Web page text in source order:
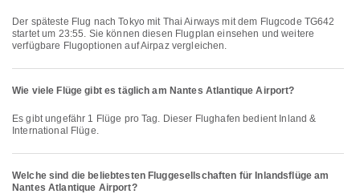
Der späteste Flug nach Tokyo mit Thai Airways mit dem Flugcode TG642
startet um 23:55. Sie können diesen Flugplan einsehen und weitere
verfügbare Flugoptionen auf Airpaz vergleichen.
Wie viele Flüge gibt es täglich am Nantes Atlantique Airport?
Es gibt ungefähr 1 Flüge pro Tag. Dieser Flughafen bedient Inland &
International Flüge.
Welche sind die beliebtesten Fluggesellschaften für Inlandsflüge am
Nantes Atlantique Airport?